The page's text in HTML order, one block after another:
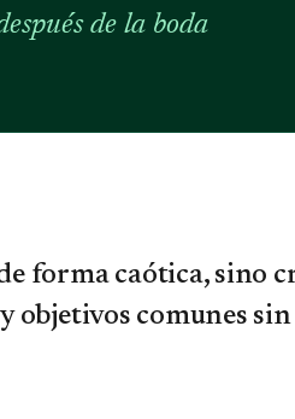
de la boda
forma caótica, sino
objetivos comunes sin